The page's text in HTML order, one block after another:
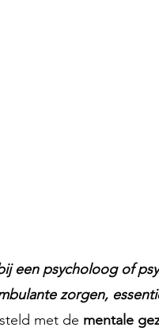
een psycholoog of
zorgen,
met de mentale